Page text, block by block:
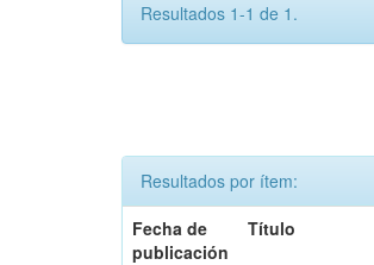
Resultados 1-1 de 1.
Resultados por ítem:
Fecha de
publicación
Título